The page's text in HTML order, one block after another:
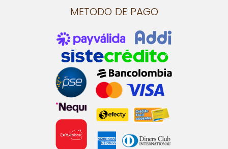
METODO DE PAGO